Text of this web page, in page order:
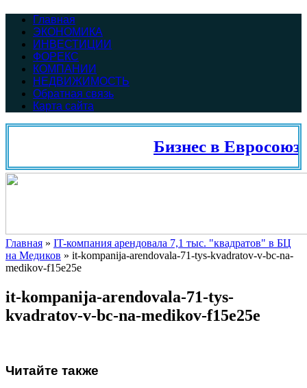
Главная
ЭКОНОМИКА
ИНВЕСТИЦИИ
ФОРЕКС
КОМПАНИИ
НЕДВИЖИМОСТЬ
Обратная связь
Карта сайта
Бизнес в
Главная » IT-компания арендовала 7,1 тыс. "квадратов" в БЦ
на Медиков » it-kompanija-arendovala-71-tys-kvadratov-v-bc-na-
medikov-f15e25e
it-kompanija-arendovala-71-tys-
kvadratov-v-bc-na-medikov-f15e25e
Читайте также